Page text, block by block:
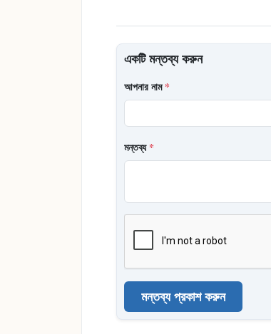
একটি মন্তব্য করুন
আপনার নাম*
মন্তব্য*
মন্তব্য প্রকাশ করুন